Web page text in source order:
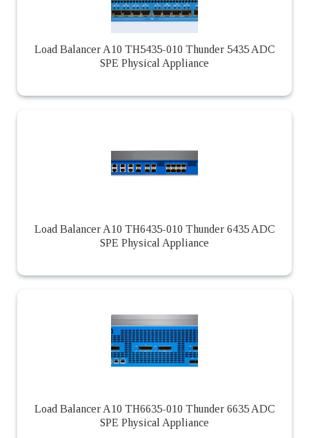
Load Balancer A10 TH5435-010 Thunder 5435 ADC
SPE Physical Appliance
Load Balancer A10 TH6435-010 Thunder 6435 ADC
SPE Physical Appliance
Load Balancer A10 TH6635-010 Thunder 6635 ADC
SPE Physical Appliance